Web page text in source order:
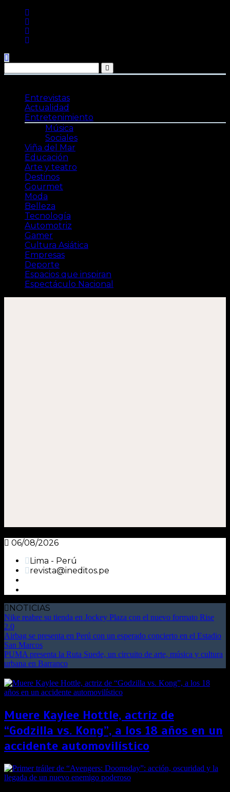
contenido
Entrevistas
Actualidad
Entretenimiento
Música
Sociales
Viña del Mar
Educación
Arte y teatro
Destinos
Gourmet
Moda
Belleza
Tecnología
Automotriz
Gamer
Cultura Asiática
Empresas
Deporte
Espacios que inspiran
Espectáculo Nacional
06/08/2026
Lima - Perú
revista@ineditos.pe
NOTICIAS
Nike reabre su tienda en Jockey Plaza con el nuevo formato Rise
2.0
Airbag se presenta en Perú con un esperado concierto en el Estadio
San Marcos
PUMA presenta la Ruta Suede, un circuito de arte, música y cultura
urbana en Barranco
Muere Kaylee Hottle, actriz de
“Godzilla vs. Kong”, a los 18 años en un
accidente automovilístico